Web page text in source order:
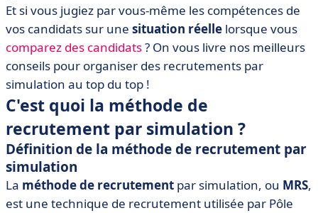
Et si vous jugiez par vous-même les compétences de
vos candidats sur une situation réelle lorsque vous
comparez des candidats? On vous livre nos meilleurs
conseils pour organiser des recrutements par
simulation au top du top !
C'est quoi la méthode de
recrutement par simulation ?
Définition de la méthode de recrutement par
simulation
La méthode de recrutement par simulation, ou MRS,
est une technique de recrutement utilisée par Pôle